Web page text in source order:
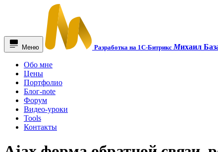
Меню Разработка на 1С-БитриксМихаил
Обо мне
Цены
Портфолио
Блог-note
Форум
Видео-уроки
Tools
Контакты